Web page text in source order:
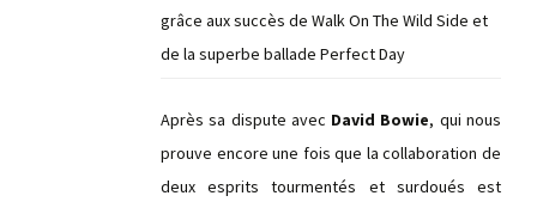
grâce aux succès de Walk On The Wild Side et
de la superbe ballade Perfect Day
Après sa dispute avec David Bowie, qui nous
prouve encore une fois que la collaboration de
deux esprits tourmentés et surdoués est